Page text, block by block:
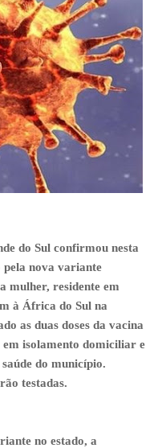
do Sul confirmou nesta
pela nova variante
mulher, residente em
à África do Sul na
as duas doses da vacina
em isolamento domiciliar e
do município.
testadas.
no estado, a